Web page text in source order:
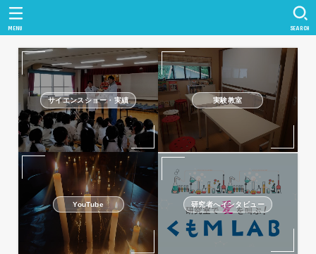
SEARCH
MENU
サイエンスショー・実績 実験教室
YouTube 研究者へインタビュー